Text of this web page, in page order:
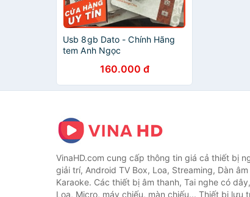
Usb 8gb Dato - Chính Hãng
tem Anh Ngọc
160.000 đ
VinaHD.com cung cấp thông tin giá cả thiết bị
giải trí, Android TV Box, Loa, Streaming, Dàn
Karaoke. Các thiết bị âm thanh, Tai nghe có
Loa, Micro, máy chiếu, màn chiếu... Thiết bị lưu